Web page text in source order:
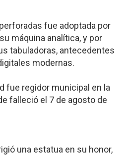
fue adoptada por
máquina analítica, y por
tabuladoras, antecedentes
modernas.
fue regidor municipal en la
falleció el 7 de agosto de
una estatua en su honor,